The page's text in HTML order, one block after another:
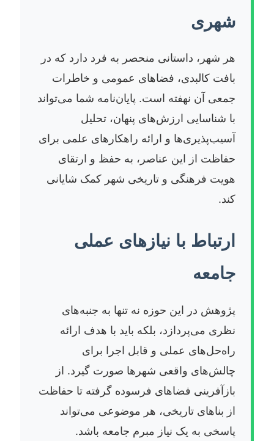
شهری
هر شهر، داستانی منحصر به فرد دارد که در
بافت کالبدی، فضاهای عمومی و خاطرات
جمعی آن نهفته است. پایان‌نامه شما می‌تواند
با شناسایی ارزش‌های پنهان، تحلیل
آسیب‌پذیری‌ها و ارائه راهکارهای علمی برای
حفاظت از این عناصر، به حفظ و ارتقای
هویت فرهنگی و تاریخی شهر کمک شایانی
کند.
ارتباط با نیازهای عملی
جامعه
پژوهش در این حوزه نه تنها به جنبه‌های
نظری می‌پردازد، بلکه باید با هدف ارائه
راه‌حل‌های عملی و قابل اجرا برای
چالش‌های واقعی شهرها صورت گیرد. از
بازآفرینی فضاهای فرسوده گرفته تا حفاظت
از بناهای تاریخی، هر موضوعی می‌تواند
پاسخی به یک نیاز مبرم جامعه باشد.